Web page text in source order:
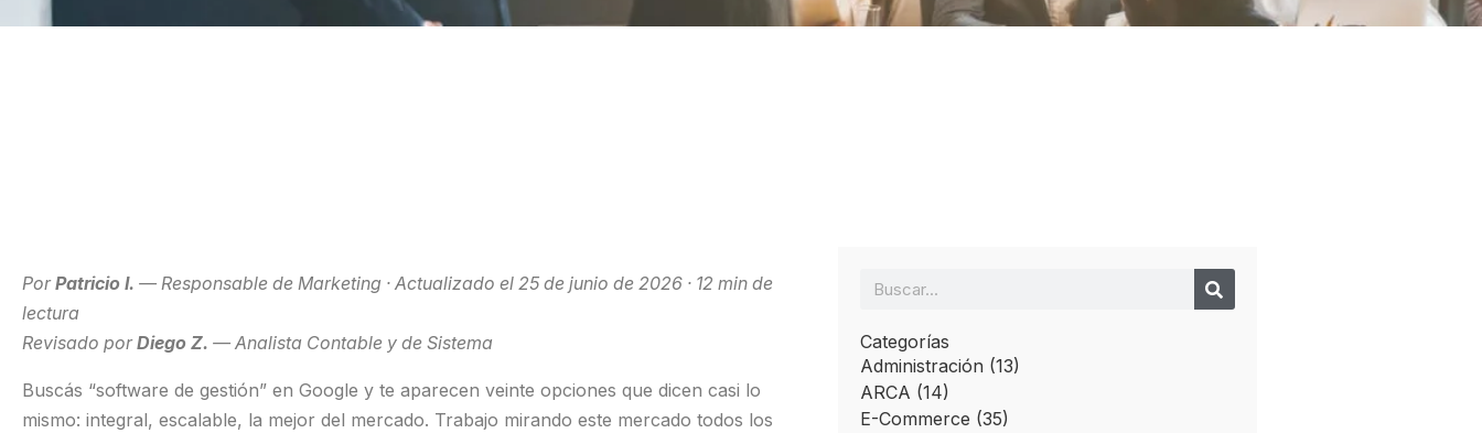
Automatizaciones
PorPatricio I. — Responsable de Marketing · Actualizado el 25 de junio de 2026 · 12 min de
lectura
Revisado porDiego Z. — Analista Contable y de Sistema
Buscás “software de gestión” en Google y te aparecen veinte opciones que dicen casi lo
mismo: integral, escalable, la mejor del mercado. Trabajo mirando este mercado todos los
Categorías
Administración (13)
ARCA (14)
E-Commerce (35)